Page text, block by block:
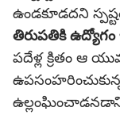
ఉండకూడదని
తిరుపతికి
పదేళ్ల క్రితం ఆ